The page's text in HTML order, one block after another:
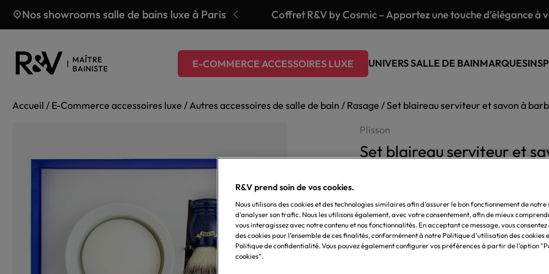
Nos showrooms salle de bains luxe à Paris
jusqu’au 31 juillet Coffret R&V by Cosmic – Apportez une touche d’élégance à
E-COMMERCE ACCESSOIRES LUXE UNIVERS SALLE DE BAINMARQUES
Accueil / E-Commerce accessoires luxe /Autres accessoires de salle de bain / Rasage / Set blaireau serviteur et savon à
Plisson
Set blaireau serviteur et
Coffret de rasage inspiré de Napoléon,
France, avec fibre “Blanc Haute
histoire et performance réunies.
Éco-participation incluse
R&V prend soin de vos cookies.
Nous utilisons des cookies et des technologies similaires afin d'assurer le bon fonctionnement de notre
d'analyser son trafic. Nous les utilisons également, avec votre consentement, afin de mieux
vous interagissez avec notre contenu et nos fonctionnalités. En acceptant ce message, vous
des cookies pour l’ensemble de ces finalités, conformément à notre Politique d'utilisation des cookies
Politique de confidentialité. Vous pouvez également configurer vos préférences à partir de l’option
cookies”.